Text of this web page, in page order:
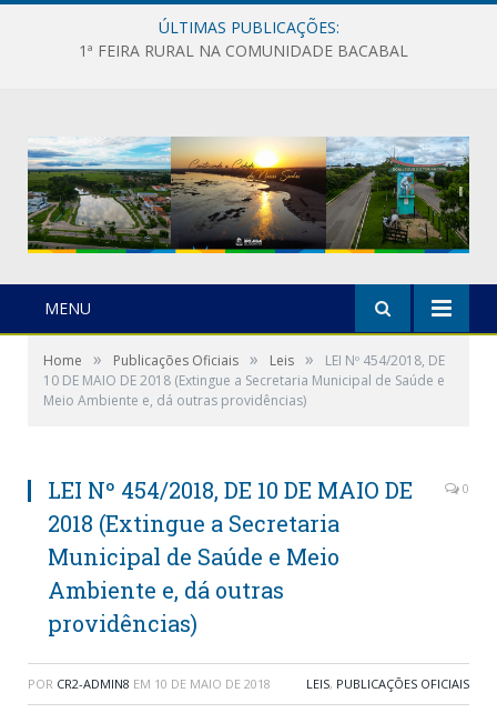
ÚLTIMAS PUBLICAÇÕES:
1ª FEIRA RURAL NA COMUNIDADE BACABAL
MENU
Home » Publicações Oficiais » Leis »
LEI Nº 454/2018, DE
10 DE MAIO DE 2018 (Extingue a Secretaria Municipal de Saúde e
Meio Ambiente e, dá outras providências)
LEI Nº 454/2018, DE 10 DE MAIO DE
2018 (Extingue a Secretaria
Municipal de Saúde e Meio
Ambiente e, dá outras
providências)
0
POR CR2-ADMIN8 EM 10 DE MAIO DE 2018 LEIS, PUBLICAÇÕES OFICIAIS